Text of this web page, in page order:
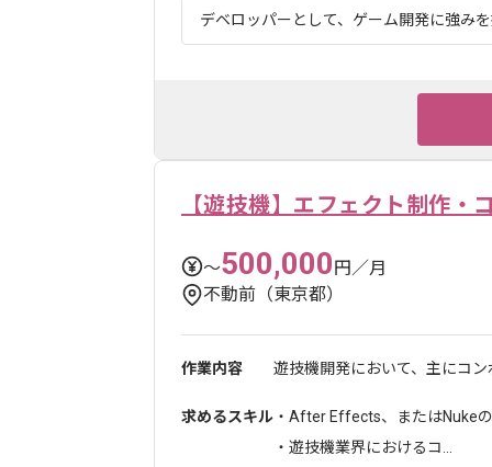
デベロッパーとして、ゲーム開発に強み
【遊技機】エフェクト制作・
〜500,000円／月
不動前（東京都）
作業内容 遊技機開発において、主にコ
求めるスキル ・After Effects、またはNuke
・遊技機業界におけるコ...